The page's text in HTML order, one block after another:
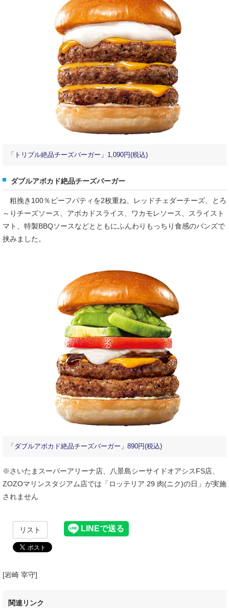
「トリプル絶品チーズバーガー」1,090円(税込)
ダブルアボカド絶品チーズバーガー
粗挽き100％ビーフパティを2枚重ね、レッドチェダーチーズ、とろ
～りチーズソース、アボカドスライス、ワカモレソース、スライスト
マト、特製BBQソースなどとともにふんわりもっちり食感のバンズで
挟みました。
「ダブルアボカド絶品チーズバーガー」890円(税込)
※さいたまスーパーアリーナ店、八景島シーサイドオアシスFS店、
ZOZOマリンスタジアム店では「ロッテリア 29 肉(ニク)の日」が実施
されません
リスト
[岩崎 宰守]
関連リンク